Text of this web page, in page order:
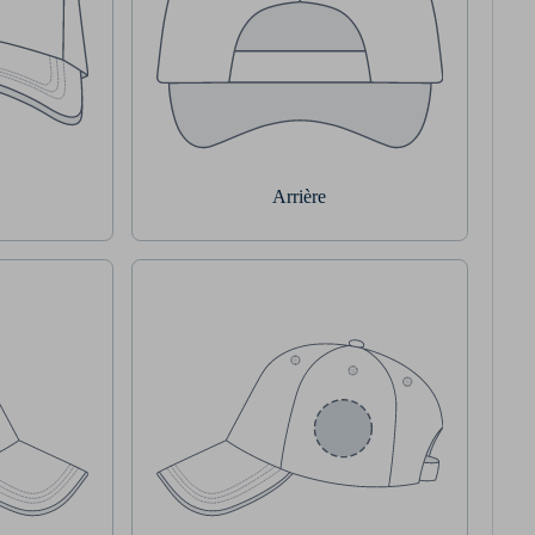
Arrière